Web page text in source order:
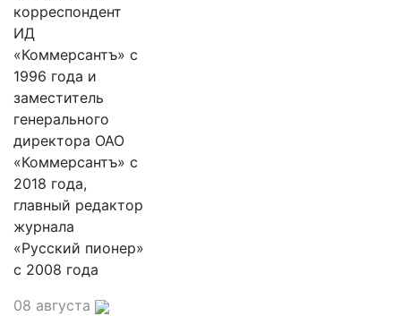
корреспондент
ИД
«Коммерсантъ» с
1996 года и
заместитель
генерального
директора ОАО
«Коммерсантъ» с
2018 года,
главный редактор
журнала
«Русский пионер»
с 2008 года
08 августа